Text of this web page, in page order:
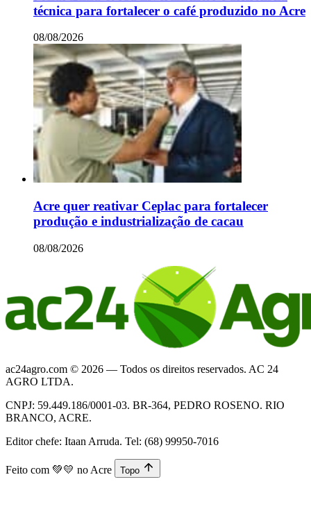
técnica para fortalecer o café produzido no Acre
08/08/2026
Acre quer reativar Ceplac para fortalecer
produção e industrialização de cacau
08/08/2026
ac24agro.com © 2026 — Todos os direitos reservados. AC 24
AGRO LTDA.
CNPJ: 59.449.186/0001-03. BR-364, PEDRO ROSENO. RIO
BRANCO, ACRE.
Editor chefe: Itaan Arruda. Tel: (68) 99950-7016
Feito com 💚💛 no Acre Topo